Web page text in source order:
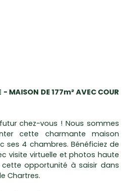
- MAISON DE 177m² AVEC COUR
chez-vous ! Nous sommes
cette charmante maison
ses 4 chambres. Bénéficiez de
visite virtuelle et photos haute
opportunité à saisir dans
Chartres.